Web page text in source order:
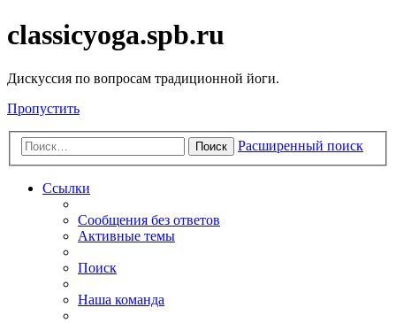
classicyoga.spb.ru
Дискуссия по вопросам традиционной йоги.
Пропустить
Поиск Расширенный поиск
Ссылки
Сообщения без ответов
Активные темы
Поиск
Наша команда